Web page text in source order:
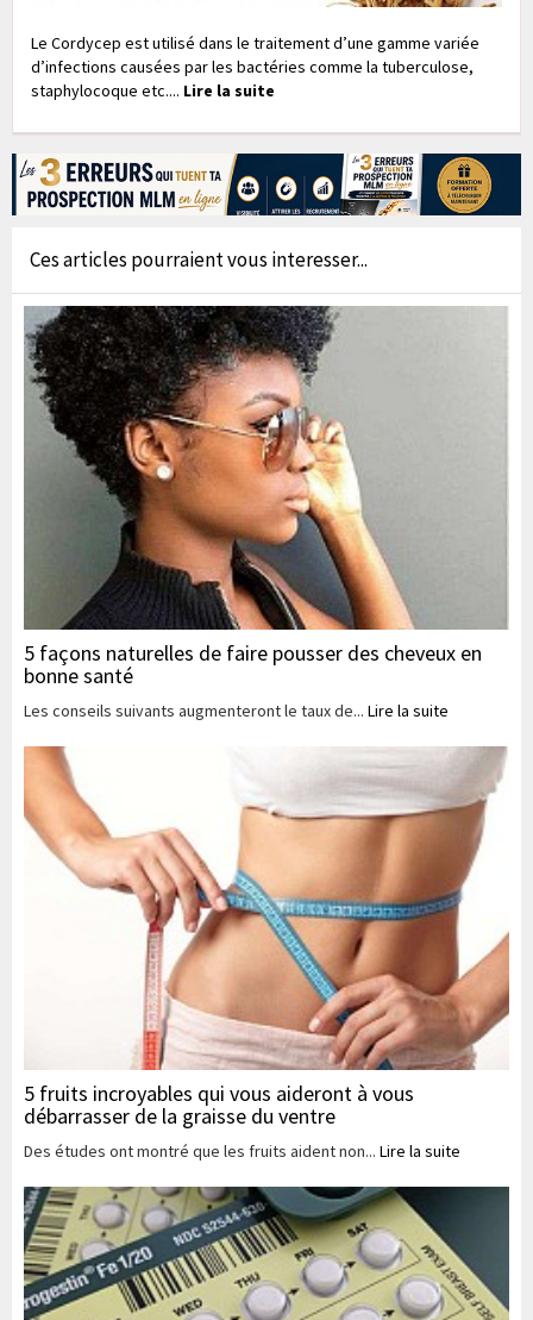
Le Cordycep est utilisé dans le traitement d’une gamme variée
d’infections causées par les bactéries comme la tuberculose,
staphylocoque etc.... Lire la suite
Ces articles pourraient vous interesser...
5 façons naturelles de faire pousser des cheveux en
bonne santé
Les conseils suivants augmenteront le taux de... Lire la suite
5 fruits incroyables qui vous aideront à vous
débarrasser de la graisse du ventre
Des études ont montré que les fruits aident non... Lire la suite